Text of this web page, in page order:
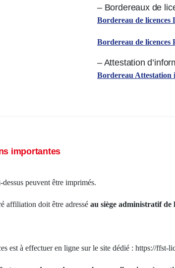
– Bordereaux de
Bordereau de
Bordereau de
– Attestation
Bordereau Attestation
importantes
peuvent être imprimés.
affiliation doit être adressé au siège administratif de
est à effectuer en ligne sur le site dédié : https://ffst-